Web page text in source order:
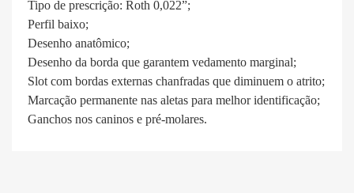
Tipo de prescrição: Roth 0,022”;
Perfil baixo;
Desenho anatômico;
Desenho da borda que garantem vedamento marginal;
Slot com bordas externas chanfradas que diminuem o atrito;
Marcação permanente nas aletas para melhor identificação;
Ganchos nos caninos e pré-molares.